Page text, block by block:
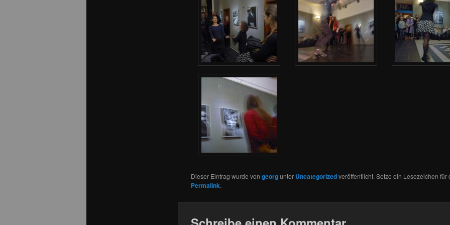
Dieser Eintrag wurde von georgunter Uncategorizedveröffentlicht. Setze ein Lesezeichen für
Permalink.